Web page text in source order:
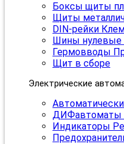
Боксы щиты
Щиты
DIN-рейки
Шины нулевые
Гермовводы
Щит в сборе
Электрические
ДИФавтоматы
Индикаторы